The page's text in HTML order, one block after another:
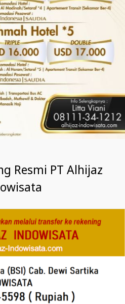
Resmi PT Alhijaz